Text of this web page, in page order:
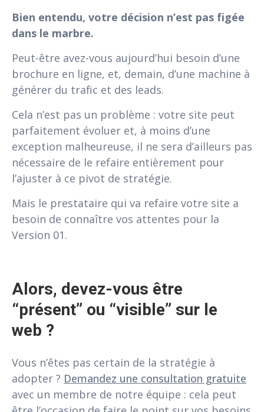
Bien entendu, votre décision n’est pas figée
dans le marbre.
Peut-être avez-vous aujourd’hui besoin d’une
brochure en ligne, et, demain, d’une machine à
générer du trafic et des leads.
Cela n’est pas un problème : votre site peut
parfaitement évoluer et, à moins d’une
exception malheureuse, il ne sera d’ailleurs pas
nécessaire de le refaire entièrement pour
l’ajuster à ce pivot de stratégie.
Mais le prestataire qui va refaire votre site a
besoin de connaître vos attentes pour la
Version 01.
Alors, devez-vous être
“présent” ou “visible” sur le
web ?
Vous n’êtes pas certain de la stratégie à
adopter ? Demandez une consultation gratuite
avec un membre de notre équipe : cela peut